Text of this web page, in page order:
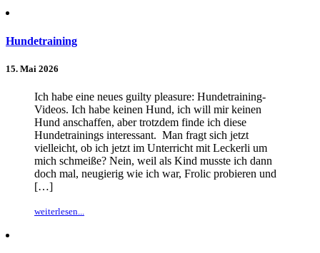
Hundetraining
15. Mai 2026
Ich habe eine neues guilty pleasure: Hundetraining-
Videos. Ich habe keinen Hund, ich will mir keinen
Hund anschaffen, aber trotzdem finde ich diese
Hundetrainings interessant. Man fragt sich jetzt
vielleicht, ob ich jetzt im Unterricht mit Leckerli um
mich schmeiße? Nein, weil als Kind musste ich dann
doch mal, neugierig wie ich war, Frolic probieren und
[…]
weiterlesen...